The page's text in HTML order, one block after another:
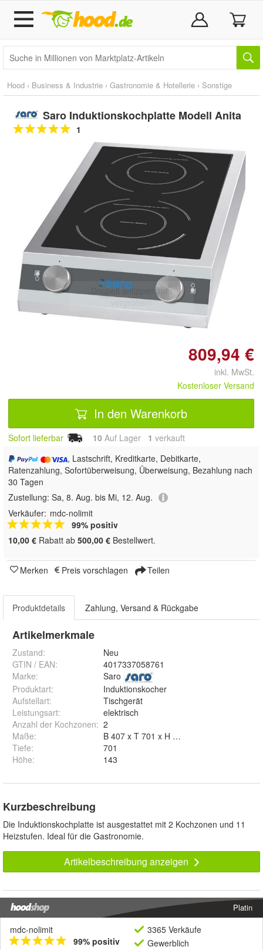
Hood › Business & Industrie › Gastronomie & Hotellerie › Sonstige
Saro Induktionskochplatte Modell Anita
1
Doppelt antippen zum
vergrößern
809,94 €
inkl. MwSt.
Kostenloser Versand
In den Warenkorb
Sofort lieferbar 10 Auf Lager 1 verkauft
, Lastschrift, Kreditkarte, Debitkarte,
Ratenzahlung, Sofortüberweisung, Überweisung, Bezahlung nach
30 Tagen
Zustellung: Sa, 8. Aug. bis Mi, 12. Aug.
Verkäufer: mdc-nolimit
99% positiv
10,00 € Rabatt ab 500,00 € Bestellwert.
Merken Preis vorschlagen Teilen
Produktdetails Zahlung, Versand & Rückgabe
Artikelmerkmale
Zustand:
Neu
GTIN / EAN:
4017337058761
Marke:
Saro
Produktart:
Induktionskocher
Aufstellart:
Tischgerät
Leistungsart:
elektrisch
Anzahl der Kochzonen: 2
Maße:
B 407 x T 701 x H 143 mm
Tiefe:
701
Höhe: 143
Kurzbeschreibung
Die Induktionskochplatte ist ausgestattet mit 2 Kochzonen und 11
Heizstufen. Ideal für die Gastronomie.
Artikelbeschreibung anzeigen
Platin
mdc-nolimit
99% positiv
3365 Verkäufe
Gewerblich